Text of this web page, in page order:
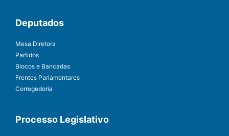
Deputados
Mesa Diretora
Partidos
Blocos e Bancadas
Frentes Parlamentares
Corregedoria
Processo Legislativo